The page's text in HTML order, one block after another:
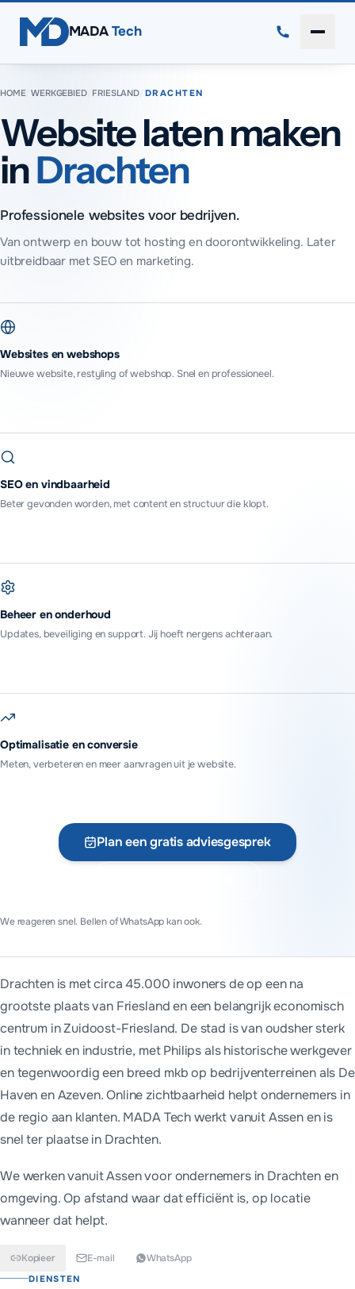
MADA Tech
HOME/WERKGEBIED/ FRIESLAND DRACHTEN
Website laten maken
inDrachten
Professionele websites voor bedrijven.
Van ontwerp en bouw tot hosting en doorontwikkeling. Later
uitbreidbaar met SEO en marketing.
Websites en webshops
Nieuwe website, restyling of webshop. Snel en professioneel.
SEO en vindbaarheid
Beter gevonden worden, met content en structuur die klopt.
Beheer en onderhoud
Updates, beveiliging en support. Jij hoeft nergens achteraan.
Optimalisatie en conversie
Meten, verbeteren en meer aanvragen uit je website.
Plan een gratis adviesgesprek
We reageren snel. Bellen of WhatsApp kan ook.
Kort antwoord
In Drachten werken we voor techniek, maakindustrie en
Drachten is met circa 45.000 inwoners de op een na
grootste plaats van Friesland en een belangrijk economisch
centrum in Zuidoost-Friesland. De stad is van oudsher sterk
in techniek en industrie, met Philips als historische werkgever
en tegenwoordig een breed mkb op bedrijventerreinen als De
Haven en Azeven. Online zichtbaarheid helpt ondernemers in
de regio aan klanten. MADA Tech werkt vanuit Assen en is
snel ter plaatse in Drachten.
We werken vanuit Assen voor ondernemers in Drachtenen
omgeving. Op afstand waar dat efficiënt is, op locatie
wanneer dat helpt.
Kopieer E-mail WhatsApp
DIENSTEN